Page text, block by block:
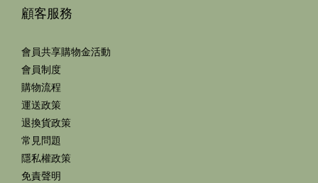
顧客服務
會員共享購物金活動
會員制度
購物流程
運送政策
退換貨政策
常見問題
隱私權政策
免責聲明